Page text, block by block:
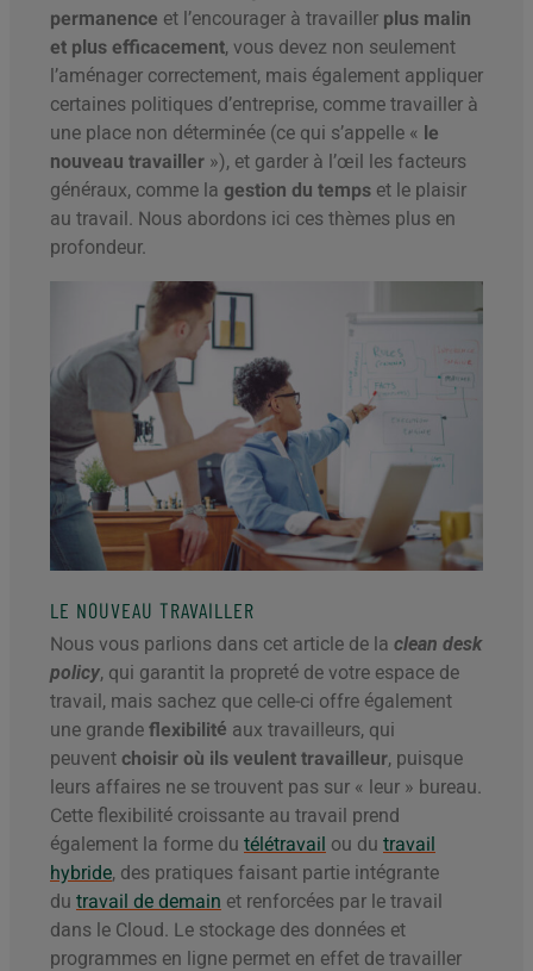
permanence et l’encourager à travailler plus malin
et plus efficacement, vous devez non seulement
l’aménager correctement, mais également appliquer
certaines politiques d’entreprise, comme travailler à
une place non déterminée (ce qui s’appelle « le
nouveau travailler »), et garder à l’œil les facteurs
généraux, comme la gestion du temps et le plaisir
au travail. Nous abordons ici ces thèmes plus en
profondeur.
LE NOUVEAU TRAVAILLER
Nous vous parlions dans cet article de la clean desk
policy, qui garantit la propreté de votre espace de
travail, mais sachez que celle-ci offre également
une grande flexibilité aux travailleurs, qui
peuvent choisir où ils veulent travailleur, puisque
leurs affaires ne se trouvent pas sur « leur » bureau.
Cette flexibilité croissante au travail prend
également la forme du télétravail ou du travail
hybride, des pratiques faisant partie intégrante
du travail de demain et renforcées par le travail
dans le Cloud. Le stockage des données et
programmes en ligne permet en effet de travailler